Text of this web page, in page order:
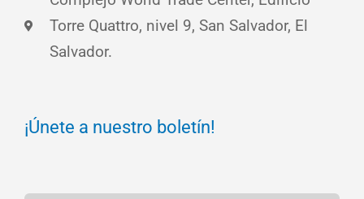
Torre Quattro, nivel 9, San Salvador, El
Salvador.
¡Únete a nuestro boletín!